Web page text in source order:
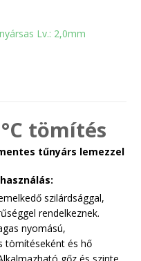
Lv.: 2,0mm
tömítés
tűnyárs lemezzel
szilárdsággal,
rendelkeznek.
nyomású,
tömítéseként és hő